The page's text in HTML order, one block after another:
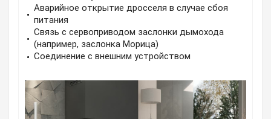
Аварийное открытие дросселя в случае сбоя
питания
Связь с сервоприводом заслонки дымохода
(например, заслонка Морица)
Соединение с внешним устройством